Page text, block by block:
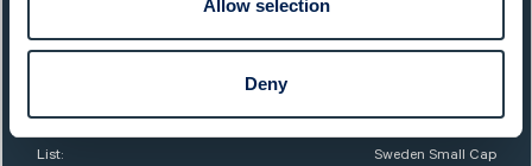
Allow selection
Deny
List: Sweden Small Cap